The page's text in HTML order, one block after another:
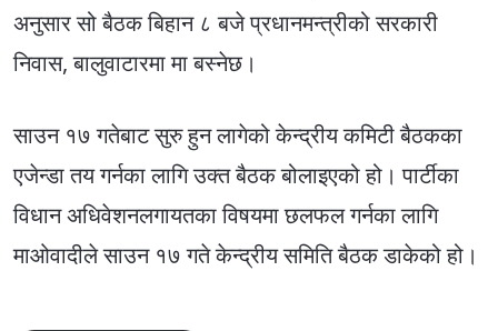
अनुसार सो बैठक बिहान ८ बजे प्रधानमन्त्रीको सरकारी
निवास, बालुवाटारमा मा बस्नेछ।
साउन १७ गतेबाट सुरु हुन लागेको केन्द्रीय कमिटी बैठकका
एजेन्डा तय गर्नका लागि उक्त बैठक बोलाइएको हो। पार्टीका
विधान अधिवेशनलगायतका विषयमा छलफल गर्नका लागि
माओवादीले साउन १७ गते केन्द्रीय समिति बैठक डाकेको हो।